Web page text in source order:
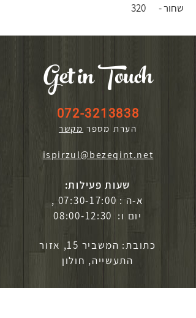
שחור -
320
Get in Touch
072-3213838
הערת מספר מקשר
ispirzul@bezeqint.net
שעות פעילות:
א-ה : 07:30-17:00 ,
יום ו: 08:00-12:30
כתובת: המשביר 15, אזור
התעשייה, חולון